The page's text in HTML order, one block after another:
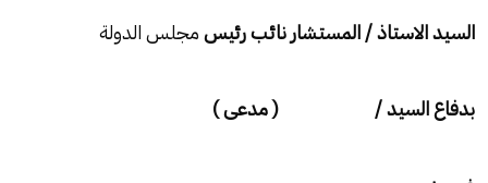
السيد الاستاذ / المستشار نائب رئيسمجلس الدولة
بدفاع السيد / ( مدعى )